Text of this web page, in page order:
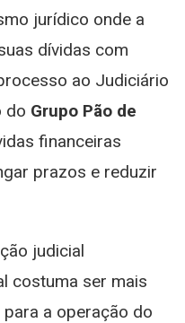
jurídico onde a
dívidas com
ao Judiciário
do Grupo Pão de
financeiras
prazos e reduzir
judicial
costuma ser mais
a operação do